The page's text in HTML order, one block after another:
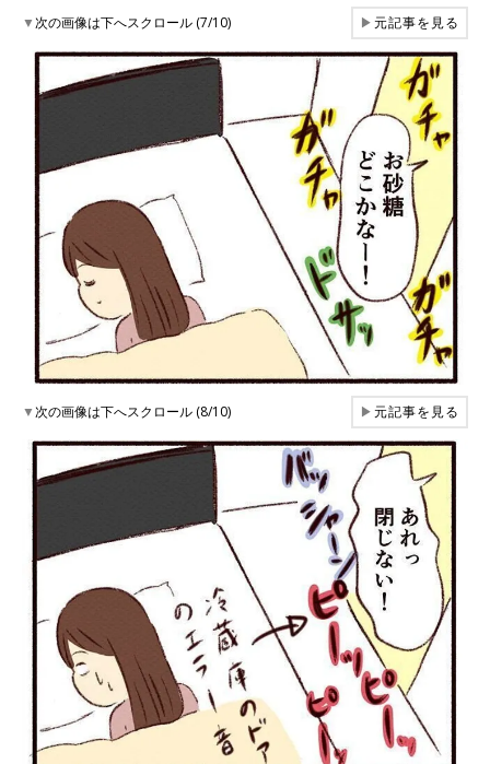
▼次の画像は下へスクロール (7/10) ▶元記事を見る
▼次の画像は下へスクロール (8/10) ▶元記事を見る